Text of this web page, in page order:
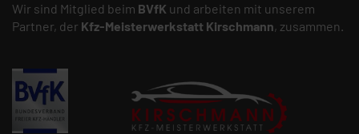
Wir sind Mitglied beim BVfK und arbeiten mit unserem
Partner, der Kfz-Meisterwerkstatt Kirschmann, zusammen.